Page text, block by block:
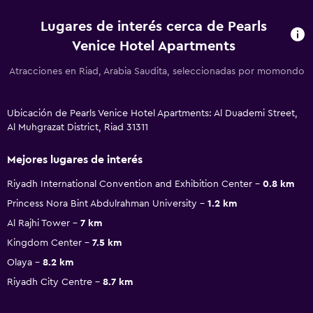
Lugares de interés cerca de Pearls
Venice Hotel Apartments
Atracciones en Riad, Arabia Saudita, seleccionadas por momondo
Ubicación de Pearls Venice Hotel Apartments: Al Duademi Street,
Al Muhgrazat District, Riad 31311
Mejores lugares de interés
Riyadh International Convention and Exhibition Center
0.8 km
Princess Nora Bint Abdulrahman University
1.2 km
Al Rajhi Tower
7 km
Kingdom Center
7.5 km
Olaya
8.2 km
Riyadh City Centre
8.7 km